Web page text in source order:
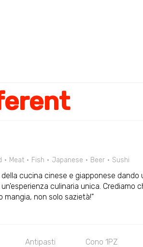
Meat Fish Japanese Beer Sushi
cucina cinese e giapponese dando
culinaria unica. Crediamo
mangia, non solo sazietà!"
Antipasti Cono 1PZ